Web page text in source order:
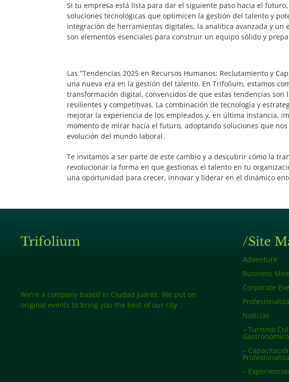
Si tu empresa está lista para dar el siguiente paso hacia el
soluciones tecnológicas que optimicen la gestión del talento y
integración de herramientas digitales, la analítica avanzada y
son elementos esenciales para construir un equipo sólido y
Las “Tendencias 2025 en Recursos Humanos: Reclutamiento y
una nueva era en la gestión del talento. En Trifolium, estamos
transformación digital, convencidos de que estas tendencias son
resilientes y competitivas. La combinación de tecnología y
mejorar la experiencia de los empleados y, en última instancia,
momento de mirar hacia el futuro, adoptando soluciones que
evolución del mundo laboral.
Te invitamos a ser parte de este cambio y a descubrir cómo la
revolucionar la forma en que gestionas el talento en tu
una oportunidad para crecer, innovar y liderar en el dinámico
Trifolium
We're a company based in Ciudad Juárez. We put on
original events to bring you the best of our city
/Site
Adventure
Business
Corporate
Noticias
– Turismo
Gastronómico
–
–